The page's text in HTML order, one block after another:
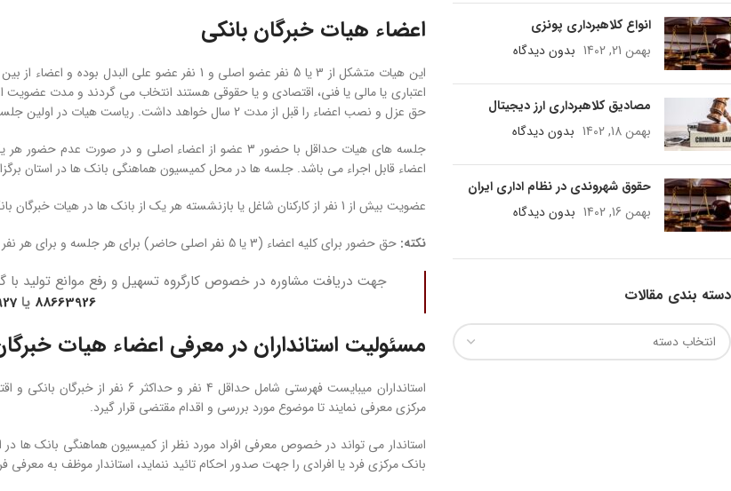
انواع کلاهبرداری پونزی
بهمن 21, 1402
بدون دیدگاه
مصادیق کلاهبرداری ارز دیجیتال
بهمن 18, 1402
بدون دیدگاه
حقوق شهروندی در نظام اداری ایران
بهمن 16, 1402
بدون دیدگاه
دسته بندی مقالات
اعضاء هیات خبرگان بانکی
اين هيات متشكل از 3 يا 5 نفر عضو اصلی و 1 نفر
حق عزل و نصب اعضاء را قبل از مدت 2 سال خواهد داشت. رياست هيات در اولين جلسه و با حضور 3 يا 5 عضو ثابت و با اكثريت آراء انتخاب می ­گردد.
جلسه ­های هيات حداقل با حضور 3 عضو از اعضاء اصلی و
اعضاء قابل اجراء می ­باشد. جلسه ­ها در محل كميسيون هماهنگی بانک­ ها در استان
عضويت بيش از 1 نفر از كاركنان شاغل يا بازنشسته هر يک از بانک­ ها در هيات خبرگان بانكی و اقتصادی هر استان، ممنوع می باشد.
نکته:حق حضور برای كليه اعضاء (3 يا 5 نفر اصلی حاضر) برای هر جلسه و برای هر نفر 5 ميليون ريال خواهد بود.
جهت دریافت مشاوره در خصوص کارگروه تسهیل و رفع موانع تولید
88663926 یا
مسئولیت استانداران در معرفی اعضاء هیات
استانداران ميبايست فهرستی شامل
مركزی معرفی نمايند تا موضوع مورد بررسی و اقدام مقتضی قرار گيرد.
استاندار می تواند در خصوص معرفی افراد مورد نظر از كميسيون هماهنگی بانک­ ها
بانک مركزی فرد يا افرادی را جهت صدور احكام تائيد ننمايد، ‌استاندار موظف به معرفی فرد يا